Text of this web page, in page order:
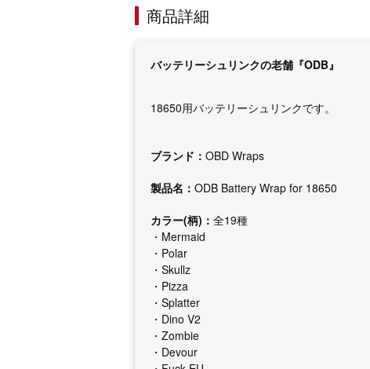
商品詳細
バッテリーシュリンクの老舗『ODB』
18650用バッテリーシュリンクです。
ブランド： OBD Wraps
製品名： ODB Battery Wrap for 18650
カラー(柄)： 全19種
・Mermaid
・Polar
・Skullz
・Pizza
・Splatter
・Dino V2
・Zombie
・Devour